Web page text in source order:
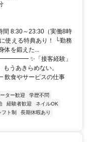
間 8:30～23:30（実働8時
使える特典あり！ └勤務
体を鍛えた...
✨「接客経験」
うあきらめない。
サービスの仕事
ター歓迎
学歴不問
経験者歓迎
ネイルOK
フト制
長期休暇あり